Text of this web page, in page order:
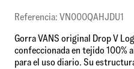
Referencia: VN000QAHJDU1
Gorra VANS original Drop V
confeccionada en tejido 100%
para el uso diario. Su